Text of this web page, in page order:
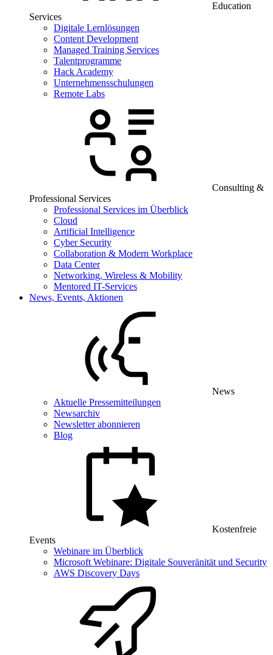
Education
Services
Digitale Lernlösungen
Content Development
Managed Training Services
Talentprogramme
Hack Academy
Unternehmensschulungen
Remote Labs
Consulting &
Professional Services
Professional Services im Überblick
Cloud
Artificial Intelligence
Cyber Security
Collaboration & Modern Workplace
Data Center
Networking, Wireless & Mobility
Mentored IT-Services
News, Events, Aktionen
News
Aktuelle Pressemitteilungen
Newsarchiv
Newsletter abonnieren
Blog
Kostenfreie
Events
Webinare im Überblick
Microsoft Webinare: Digitale Souveränität und Security
AWS Discovery Days